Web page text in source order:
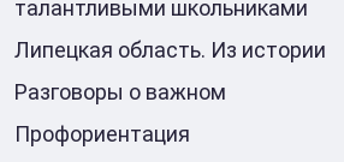
талантливыми школьниками
Липецкая область. Из истории
Разговоры о важном
Профориентация